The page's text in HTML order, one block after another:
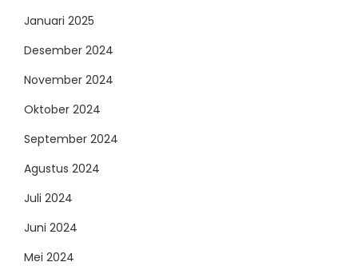
Januari 2025
Desember 2024
November 2024
Oktober 2024
September 2024
Agustus 2024
Juli 2024
Juni 2024
Mei 2024